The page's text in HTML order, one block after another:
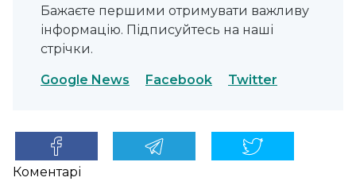
Бажаєте першими отримувати важливу
інформацію. Підписуйтесь на наші
стрічки.
Google News Facebook Twitter
Коментарі